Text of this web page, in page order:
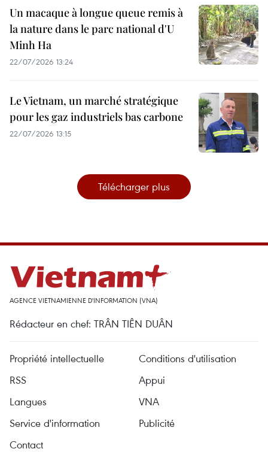
Un macaque à longue queue remis à
la nature dans le parc national d'U
Minh Ha
22/07/2026 13:24
Le Vietnam, un marché stratégique
pour les gaz industriels bas carbone
22/07/2026 13:15
Télécharger plus
AGENCE VIETNAMIENNE D'INFORMATION (VNA)
Rédacteur en chef: TRÂN TIÊN DUÂN
Propriété intellectuelle
Conditions d'utilisation
RSS
Appui
Langues
VNA
Service d'information
Publicité
Contact